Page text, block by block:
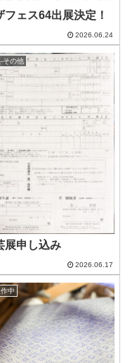
フェス64出展決定！
2026.06.24
その他
展申し込み
2026.06.17
中